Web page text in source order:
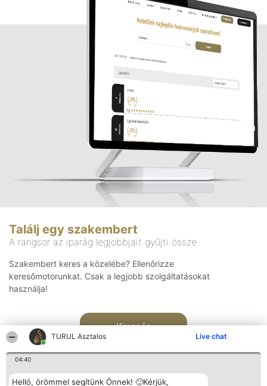
TURUL Asztalos Live chat
04:40
Helló, örömmel segítünk Önnek! 🙂Kérjük,
Találj egy szakembert
A rangsor az iparág legjobbjait gyűjti össze
Szakembert keres a közelébe? Ellenőrizze
keresőmotorunkat. Csak a legjobb szolgáltatásokat
használja!
Keresés